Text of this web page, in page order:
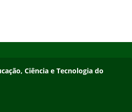
Ciência e Tecnologia do